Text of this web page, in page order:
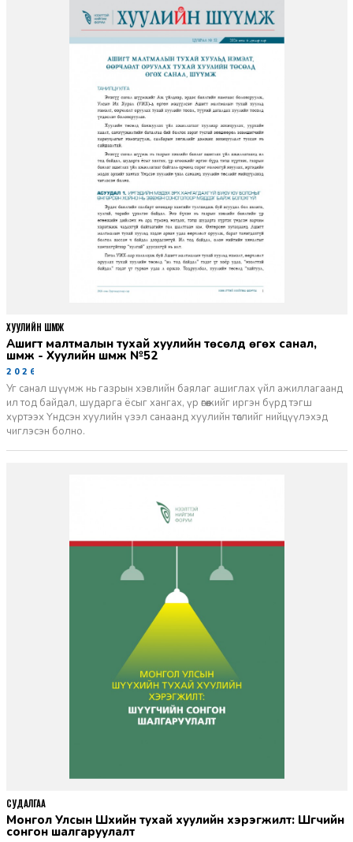
Ашигт малтмалын тухай хуулийн төсөлд өгөх санал,
шүүмж - Хуулийн шүүмж №52
2026-06-29
Уг санал шүүмж нь газрын хэвлийн баялаг ашиглах үйл ажиллагаанд
ил тод байдал, шударга ёсыг хангах, үр өгөөжийг иргэн бүрд тэгш
хүртээх Үндсэн хуулийн үзэл санаанд хуулийн төслийг нийцүүлэхэд
чиглэсэн болно.
ХУУЛИЙН ШҮҮМЖ
Монгол Улсын Шүүхийн тухай хуулийн хэрэгжилт: Шүүгчийн
сонгон шалгаруулалт
СУДАЛГАА